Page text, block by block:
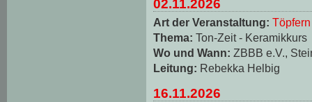
02.11.2026
Art der Veranstaltung: Töpfern
Thema: Ton-Zeit - Keramikkurs
Wo und Wann: ZBBB e.V.,
Leitung: Rebekka Helbig
16.11.2026